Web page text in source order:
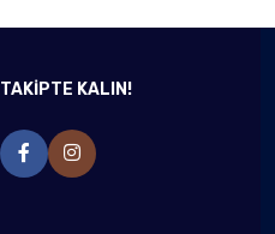
TAKİPTE KALIN!